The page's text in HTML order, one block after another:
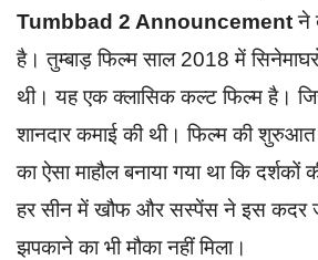
Tumbbad 2 Announcementने
है। तुम्बाड़ फिल्म साल 2018 में
थी। यह एक क्लासिक कल्ट फिल्म है।
शानदार कमाई की थी। फिल्म की
का ऐसा माहौल बनाया गया था कि
हर सीन में खौफ और सस्पेंस ने इस कदर
झपकाने का भी मौका नहीं मिला।